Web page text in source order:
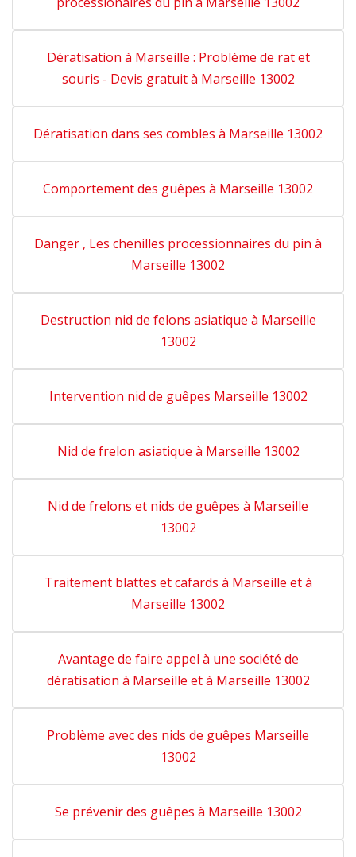
Dératisation à Marseille : Problème de rat et
souris - Devis gratuit à Marseille 13002
Dératisation dans ses combles à Marseille 13002
Comportement des guêpes à Marseille 13002
Danger , Les chenilles processionnaires du pin à
Marseille 13002
Destruction nid de felons asiatique à Marseille
13002
Intervention nid de guêpes Marseille 13002
Nid de frelon asiatique à Marseille 13002
Nid de frelons et nids de guêpes à Marseille
13002
Traitement blattes et cafards à Marseille et à
Marseille 13002
Avantage de faire appel à une société de
dératisation à Marseille et à Marseille 13002
Problème avec des nids de guêpes Marseille
13002
Se prévenir des guêpes à Marseille 13002